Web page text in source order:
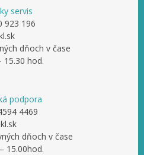
servis
923 196
dňoch v čase
15.30 hod.
podpora
4469
dňoch v čase
15.00hod.